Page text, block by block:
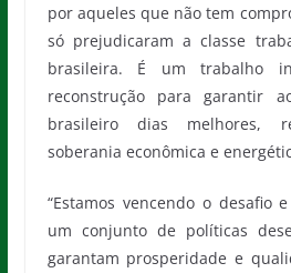
por aqueles que não tem
só prejudicaram a classe
brasileira. É um trabalho
reconstrução para garantir
brasileiro dias melhores,
soberania econômica e
“Estamos vencendo o desafio
um conjunto de políticas
garantam prosperidade e